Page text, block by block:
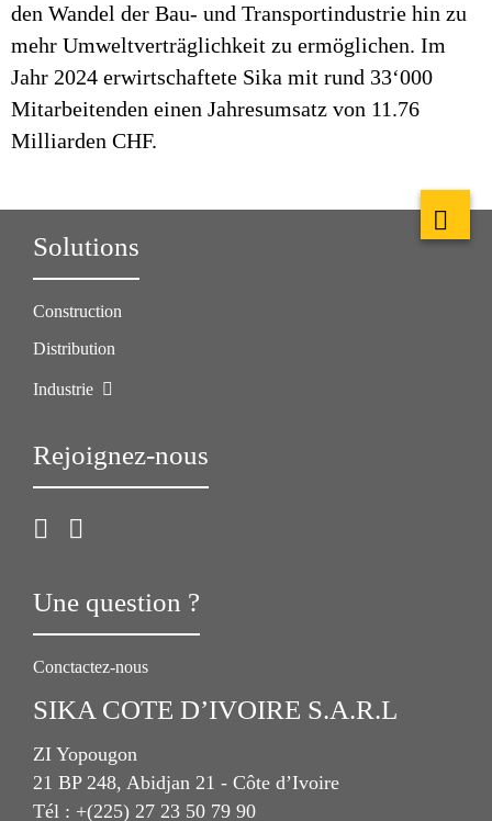
den Wandel der Bau- und Transportindustrie hin zu
mehr Umweltverträglichkeit zu ermöglichen. Im
Jahr 2024 erwirtschaftete Sika mit rund 33‘000
Mitarbeitenden einen Jahresumsatz von 11.76
Milliarden CHF.
Solutions
Construction
Distribution
Industrie
Rejoignez-nous
Une question ?
Conctactez-nous
SIKA COTE D’IVOIRE S.A.R.L
ZI Yopougon
21 BP 248, Abidjan 21 - Côte d’Ivoire
Tél : +(225) 27 23 50 79 90